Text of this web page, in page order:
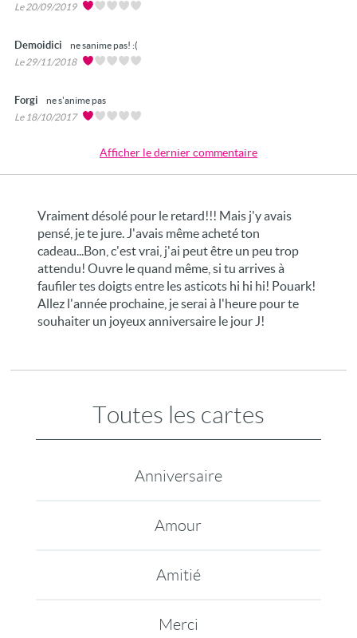
Le 20/09/2019
Demoidici
ne sanime pas! :(
Le 29/11/2018
Forgi
ne s'anime pas
Le 18/10/2017
Afficher le dernier commentaire
Vraiment désolé pour le retard!!! Mais j'y avais
pensé, je te jure. J'avais même acheté ton
cadeau...Bon, c'est vrai, j'ai peut être un peu trop
attendu! Ouvre le quand même, si tu arrives à
faufiler tes doigts entre les asticots hi hi hi! Pouark!
Allez l'année prochaine, je serai à l'heure pour te
souhaiter un joyeux anniversaire le jour J!
Toutes les cartes
Anniversaire
Amour
Amitié
Merci